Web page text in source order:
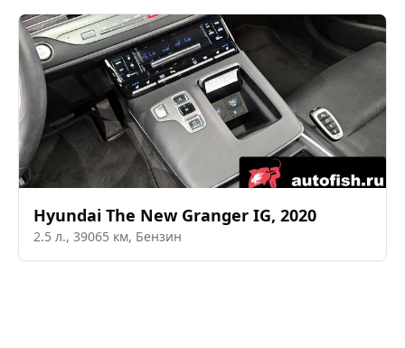
Hyundai The New Granger IG, 2020
2.5 л., 39065 км, Бензин